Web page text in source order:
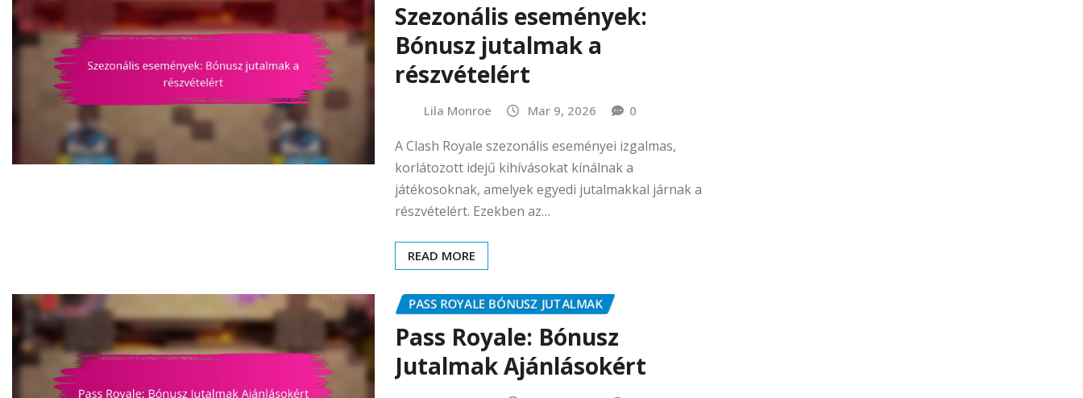
Szezonális események:
Bónusz jutalmak a
részvételért
Lila Monroe Mar 9, 2026 0
A Clash Royale szezonális eseményei izgalmas,
korlátozott idejű kihívásokat kínálnak a
játékosoknak, amelyek egyedi jutalmakkal járnak a
részvételért. Ezekben az…
READ MORE
PASS ROYALE BÓNUSZ JUTALMAK
Pass Royale: Bónusz
Jutalmak Ajánlásokért